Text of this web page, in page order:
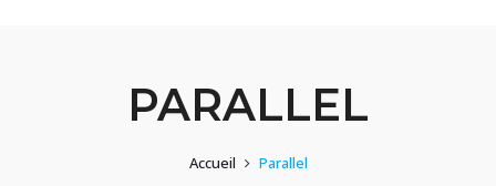
PARALLEL
Accueil Parallel